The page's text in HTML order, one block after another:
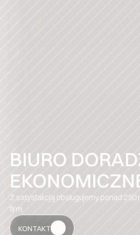
BIURO
Z satysfakcją obsługujemy ponad 250
firm.
KONTAKT